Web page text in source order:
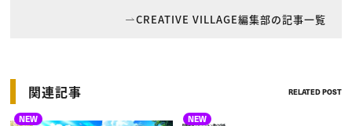
CREATIVE VILLAGE編集部の記事一覧
関連記事 RELATED POST
NEW NEW